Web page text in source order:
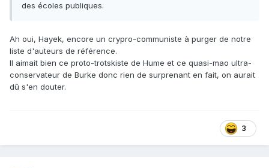
des écoles publiques.
Ah oui, Hayek, encore un crypro-communiste à purger de notre
liste d'auteurs de référence.
Il aimait bien ce proto-trotskiste de Hume et ce quasi-mao ultra-
conservateur de Burke donc rien de surprenant en fait, on aurait
dû s'en douter.
3